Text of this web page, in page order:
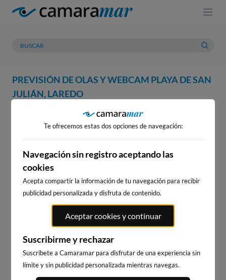
PREVISIÓN DE OLAS Y WEBCAM PLAYA DE SAN
JULIÁN, LAREDO
PREVISIÓN METEOROLOGÍA
WEBCAM PLAYA DE SAN
JULIÁN, LAREDO
WEBCAMS CERCANAS
Te ofrecemos estas dos opciones de navegación:
Navegación sin registro aceptando las
cookies
Acepta compartir la información de tu navegación para recibir
publicidad personalizada y disfruta de contenido.
Aceptar cookies y continuar
Suscribirme y rechazar
Suscríbete a Camaramar para disfrutar de una experiencia sin
límite y sin publicidad personalizada mientras navegas.